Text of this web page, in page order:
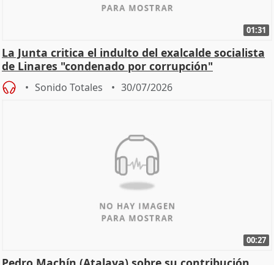
01:31
La Junta critica el indulto del exalcalde socialista
de Linares "condenado por corrupción"
Sonido Totales 30/07/2026
00:27